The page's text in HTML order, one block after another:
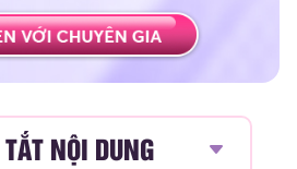
NỘI DUNG